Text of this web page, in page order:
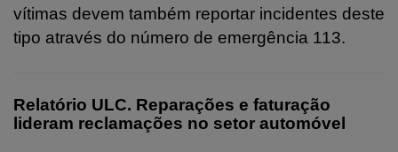
vítimas devem também reportar incidentes deste
tipo através do número de emergência 113.
Relatório ULC. Reparações e faturação
lideram reclamações no setor automóvel